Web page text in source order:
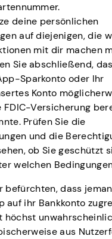
deine persönlichen
auf diejenigen, die
mit dir machen
Sie abschließend,
Sparkonto oder Ihr
Konto
FDIC-Versicherung
Prüfen Sie die
und die
ob Sie geschützt
welchen
befürchten, dass
auf ihr Bankkonto
höchst
aus